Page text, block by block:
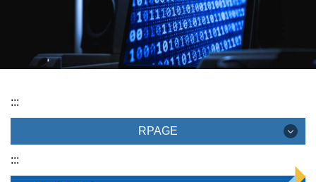
:::
RPAGE
:::